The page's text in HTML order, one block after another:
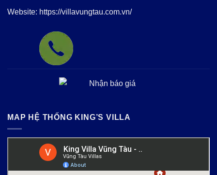
Website: https://villavungtau.com.vn/
MAP HỆ THỐNG KING’S VILLA